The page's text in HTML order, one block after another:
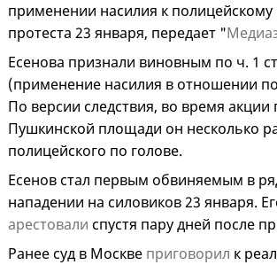
применении насилия к полицейскому
протеста 23 января, передает "
Есенова признали виновным по ч. 1
(применение насилия в отношении
По версии следствия, во время акции
Пушкинской площади он несколько
полицейского по голове.
Есенов стал первым обвиняемым в
нападении на силовиков 23 января.
арестовали спустя пару дней после
Ранее суд в Москве приговорил к